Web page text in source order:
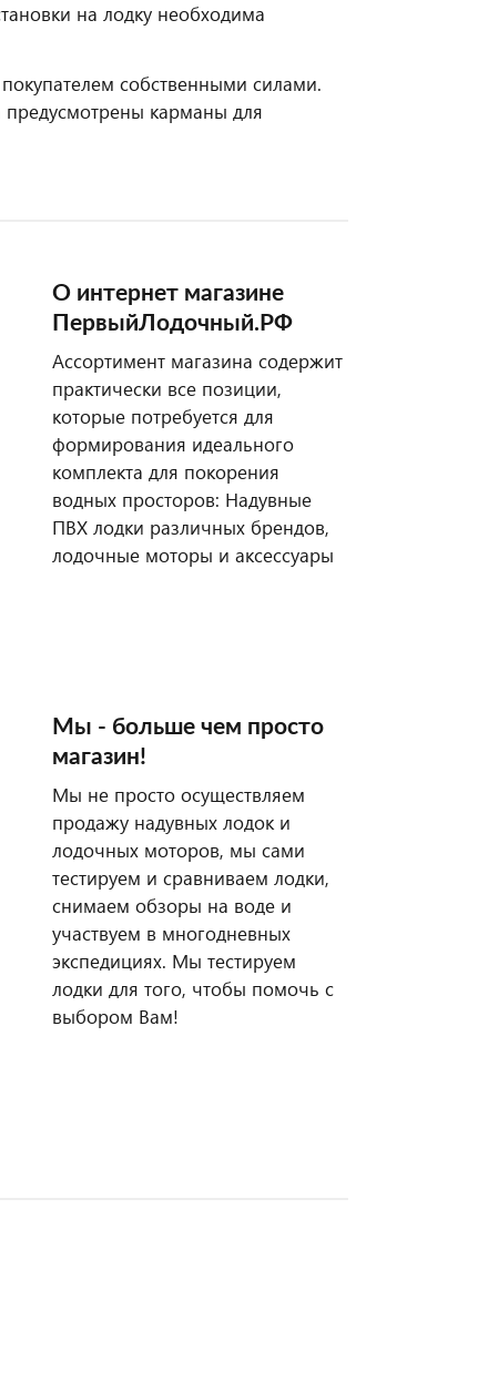
на лодку необходима
собственными силами.
предусмотрены карманы для
О интернет магазине
ПервыйЛодочный.РФ
Ассортимент магазина содержит
практически все позиции,
которые потребуется для
формирования идеального
комплекта для покорения
водных просторов: Надувные
ПВХ лодки различных брендов,
лодочные моторы и аксессуары
Мы - больше чем просто
магазин!
Мы не просто осуществляем
продажу надувных лодок и
лодочных моторов, мы сами
тестируем и сравниваем лодки,
снимаем обзоры на воде и
участвуем в многодневных
экспедициях. Мы тестируем
лодки для того, чтобы помочь с
выбором Вам!